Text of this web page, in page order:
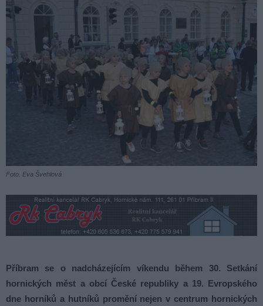
Foto. Eva Švehlová
Příbram se o nadcházejícím víkendu během 30. Setkání
hornických měst a obcí České republiky a 19. Evropského
dne horníků a hutníků promění nejen v centrum hornických